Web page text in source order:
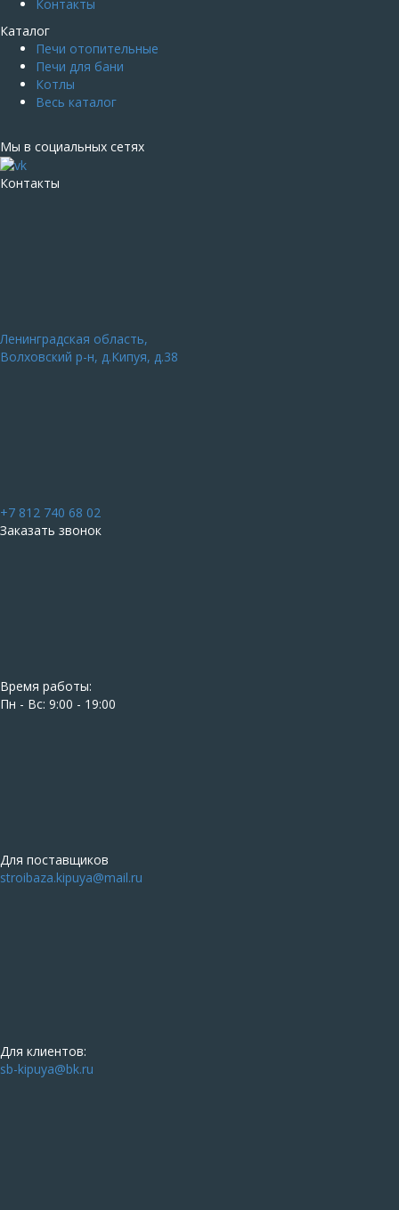
Контакты
Каталог
Печи отопительные
Печи для бани
Котлы
Весь каталог
Мы в социальных сетях
Контакты
Ленинградская область,
Волховский р-н, д.Кипуя, д.38
+7 812 740 68 02
Заказать звонок
Время работы:
Пн - Вс: 9:00 - 19:00
Для поставщиков
stroibaza.kipuya@mail.ru
Для клиентов:
sb-kipuya@bk.ru